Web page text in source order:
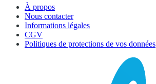
À propos
Nous contacter
Informations légales
CGV
Politiques de protections de vos données